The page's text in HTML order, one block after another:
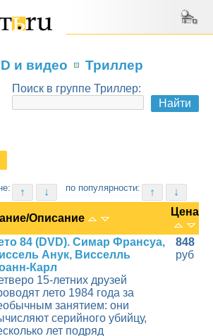
и видео Триллер
Поиск в группе Триллер:
↑ ↓ по популярности: ↑ ↓
Описание
Цена
84 (DVD). Симар Франсуа,
Анук, Висселль
Карл
15-летних друзей
лето 1984 года за
занятием: они
серийного убийцу,
лет подряд
848
руб